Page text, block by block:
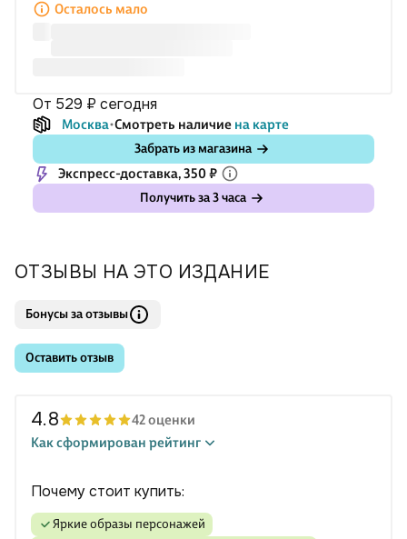
Осталось мало
от 529 ₽ сегодня
Москва Смотреть наличие на карте
Забрать из магазина
Экспресс-доставка, 350 ₽
Получить за 3 часа
ОТЗЫВЫ НА ЭТО ИЗДАНИЕ
Бонусы за отзывы
Оставить отзыв
4.8
42 оценки
Как сформирован рейтинг
Почему стоит купить:
яркие образы персонажей